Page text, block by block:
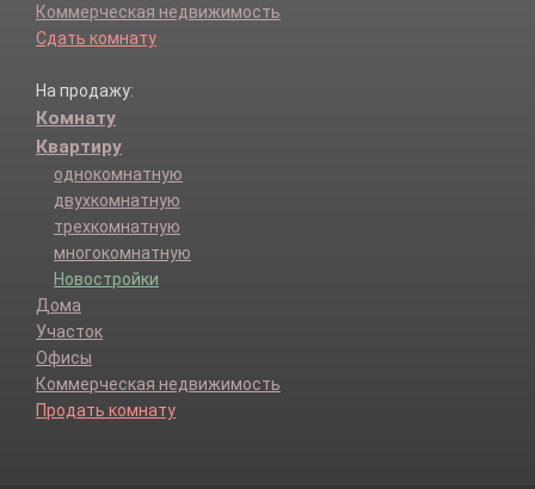
Коммерческая недвижимость
Сдать комнату
На продажу:
Комнату
Квартиру
однокомнатную
двухкомнатную
трехкомнатную
многокомнатную
Новостройки
Дома
Участок
Офисы
Коммерческая недвижимость
Продать комнату